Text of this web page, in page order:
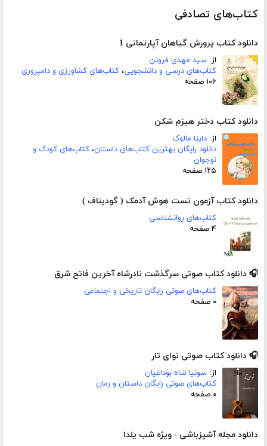
کتاب‌های تصادفی
دانلود کتاب پرورش گیاهان آپارتمانی 1
از: سید مهدی فروتن
کتاب‌های درسی و دانشجویی، کتاب‌های کشاورزی و دامپروری
۱۰۶ صفحه
دانلود کتاب دختر هیزم شکن
از: داینا مالوک
دانلود رایگان بهترین کتاب‌های داستان، کتاب‌های کودک و
نوجوان
۱۲۵ صفحه
دانلود کتاب آزمون تست هوش آدمک ( گودیناف )
کتاب‌های روانشناسی
۴ صفحه
🎧 دانلود کتاب صوتی سرگذشت نادرشاه آخرین فاتح شرق
کتاب‌های صوتی رایگان تاریخی و اجتماعی
۰ صفحه
🎧 دانلود کتاب صوتی نوای تار
از: سونیا شاه بوداغیان
کتاب‌های صوتی رایگان داستان و رمان
۰ صفحه
دانلود مجله آشپزباشی - ویژه شب یلدا